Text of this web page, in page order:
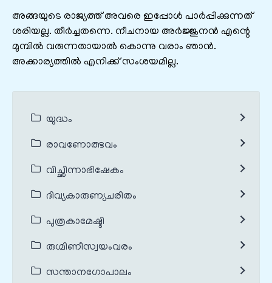
അങ്ങയുടെ രാജ്യത്ത് അവരെ ഇപ്പോൾ പാർപ്പിക്കുന്നത്
ശരിയല്ല. തീർച്ചതന്നെ. നീചനായ അർജ്ജുനൻ എന്റെ
മുമ്പിൽ വരുന്നതായാൽ കൊന്നു വരാം ഞാൻ.
അക്കാര്യത്തിൽ എനിക്ക് സംശയമില്ല.
യുദ്ധം
രാവണോത്ഭവം
വിച്ഛിന്നാഭിഷേകം
ദിവ്യകാരുണ്യചരിതം
പുത്രകാമേഷ്ടി
രുഗ്മിണീസ്വയംവരം
സന്താനഗോപാലം